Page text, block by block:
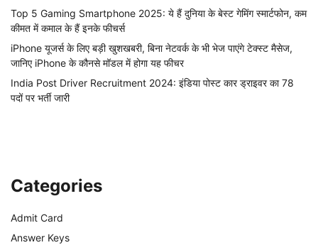
Top 5 Gaming Smartphone 2025: ये हैं दुनिया के बेस्ट गेमिंग स्मार्टफोन, कम
कीमत में कमाल के हैं इनके फीचर्स
iPhone यूजर्स के लिए बड़ी खुशखबरी, बिना नेटवर्क के भी भेज पाएंगे टेक्स्ट मैसेज,
जानिए iPhone के कौनसे मॉडल में होगा यह फीचर
India Post Driver Recruitment 2024: इंडिया पोस्ट कार ड्राइवर का 78
पदों पर भर्ती जारी
Categories
Admit Card
Answer Keys